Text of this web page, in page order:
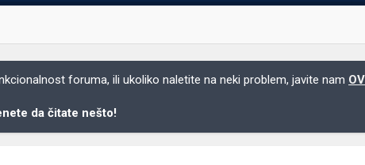
foruma, ili ukoliko naletite na neki problem, javite nam
da čitate nešto!